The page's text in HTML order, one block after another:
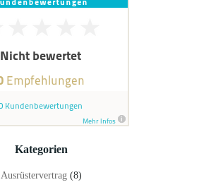
Kategorien
Ausrüstervertrag(8)